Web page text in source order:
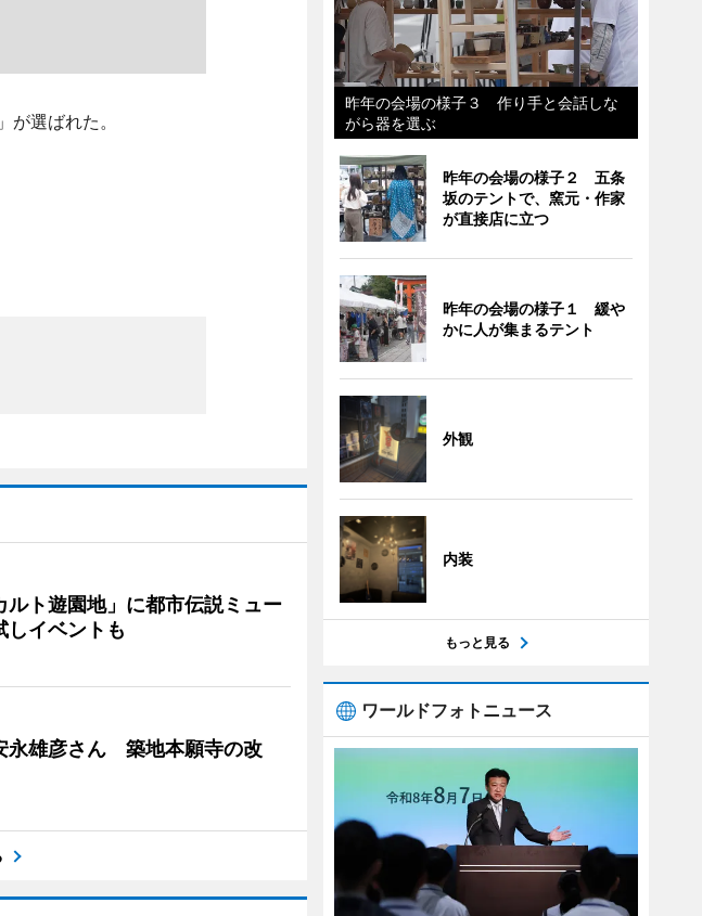
選ばれた。
ルト遊園地」に都市伝説ミュー
イベントも
永雄彦さん 築地本願寺の改
昨年の会場の様子３ 作り手と会話しな
がら器を選ぶ
昨年の会場の様子２ 五条
坂のテントで、窯元・作家
が直接店に立つ
昨年の会場の様子１ 緩や
かに人が集まるテント
外観
内装
もっと見る
ワールドフォトニュース